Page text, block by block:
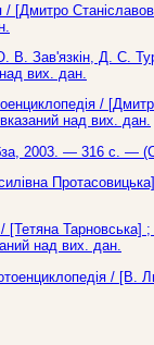
/ [Дмитро
В. Зав'язкін, Д. С.
вих. дан.
/
над вих. дан.
2003. — 316 с. —
[Тетяна
над вих. дан.
/